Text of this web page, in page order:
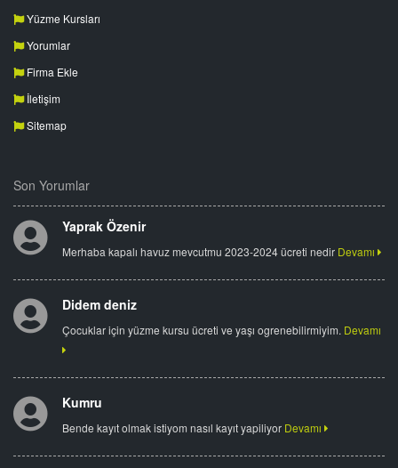
Yüzme Kursları
Yorumlar
Firma Ekle
İletişim
Sitemap
Son Yorumlar
Yaprak Özenir
Merhaba kapalı havuz mevcutmu 2023-2024 ücreti nedir Devamı
Didem deniz
Çocuklar için yüzme kursu ücreti ve yaşı ogrenebilirmiyim. Devamı
Kumru
Bende kayıt olmak istiyom nasıl kayıt yapiliyor Devamı